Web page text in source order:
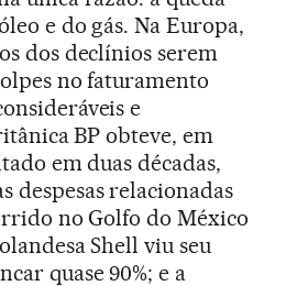
e do gás. Na Europa,
dos declínios serem
no faturamento
e
BP obteve, em
em duas décadas,
despesas relacionadas
no Golfo do México
Shell viu seu
quase 90%; e a